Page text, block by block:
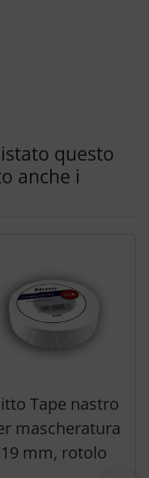
questo
anche i
Tape nastro
mascheratura
19 mm, rotolo